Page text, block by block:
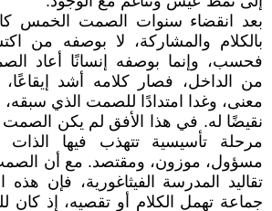
بعد انقضاء سنوات الصمت الخمس
بالكلام والمشاركة، لا بوصفه من
فحسب، وإنما بوصفه إنسانًا أعاد
من الداخل، فصار كلامه أشد إيقاعًا،
معنى، وغدا امتدادًا للصمت الذي سبقه،
نقيضًا له. في هذا الأفق لم يكن الصمت
مرحلة تأسيسية تتهذب فيها الذات
مسؤول، موزون، ومقتصد. مع أن
تقاليد المدرسة الفيثاغورية، فإن
جماعة تهمل الكلام أو تقصيه، إذ كان